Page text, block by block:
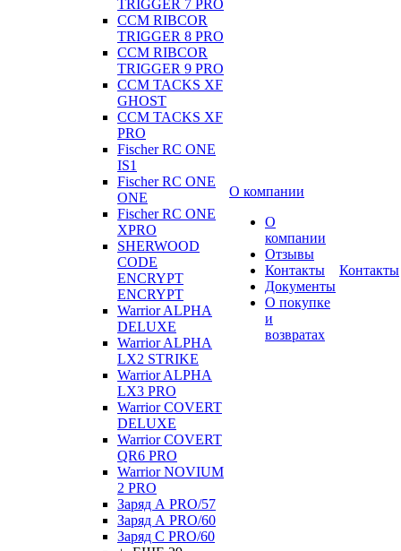
TRIGGER 7 PRO
CCM RIBCOR
TRIGGER 8 PRO
CCM RIBCOR
TRIGGER 9 PRO
CCM TACKS XF
GHOST
CCM TACKS XF
PRO
Fischer RC ONE
IS1
Fischer RC ONE
ONE
Fischer RC ONE
XPRO
SHERWOOD
CODE
ENCRYPT
ENCRYPT
Warrior ALPHA
DELUXE
Warrior ALPHA
LX2 STRIKE
Warrior ALPHA
LX3 PRO
Warrior COVERT
DELUXE
Warrior COVERT
QR6 PRO
Warrior NOVIUM
2 PRO
Заряд А PRO/57
Заряд А PRO/60
Заряд С PRO/60
О компании
О
компании
Отзывы
Контакты
Документы
О покупке
и
возвратах
Контакты